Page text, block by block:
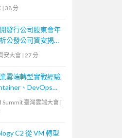
| 38 分
發行公司股東會年
公發公司資安揭露
安大會 | 27 分
雲端轉型實戰經驗
、DevOps、
與維運新模式
Summit 臺灣雲端大會 |
C2 從 VM 轉型